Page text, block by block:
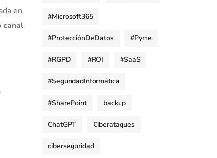
en
canal
#Microsoft365
#ProtecciónDeDatos #Pyme
#RGPD #ROI #SaaS
#SeguridadInformática
#SharePoint backup
ChatGPT Ciberataques
ciberseguridad